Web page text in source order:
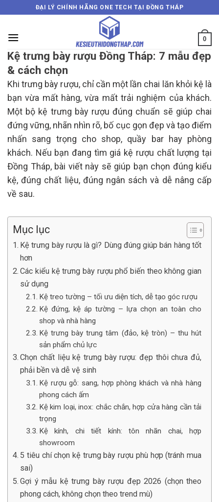
to
ĐẠI LÝ CHÍNH HÃNG ONE TECH TẠI ĐỒNG THÁP
0
Kệ trưng bày rượu Đồng Tháp: 7 mẫu đẹp
& cách chọn
Khi trưng bày rượu, chỉ cần một lần chai lăn khỏi kệ là
bạn vừa mất hàng, vừa mất trải nghiệm của khách.
Một bộ kệ trưng bày rượu đúng chuẩn sẽ giúp chai
đứng vững, nhãn nhìn rõ, bố cục gọn đẹp và tạo điểm
nhấn sang trọng cho shop, quầy bar hay phòng
khách. Nếu bạn đang tìm giá kệ rượu chất lượng tại
Đồng Tháp, bài viết này sẽ giúp bạn chọn đúng kiểu
kệ, đúng chất liệu, đúng ngân sách và dễ nâng cấp
về sau.
Mục lục
Kệ trưng bày rượu là gì? Dùng đúng giúp bán hàng tốt
hơn
Các kiểu kệ trưng bày rượu phổ biến theo không gian
sử dụng
Kệ treo tường – tối ưu diện tích, dễ tạo góc rượu
Kệ đứng, kệ áp tường – lựa chọn an toàn cho
shop và nhà hàng
Kệ trưng bày trung tâm (đảo, kệ tròn) – thu hút
sản phẩm chủ lực
Chọn chất liệu kệ trưng bày rượu: đẹp thôi chưa đủ,
phải bền và dễ vệ sinh
Kệ rượu gỗ: sang, hợp phòng khách và nhà hàng
phong cách ấm
Kệ kim loại, inox: chắc chắn, hợp cửa hàng cần tải
trọng
Kệ kính, chi tiết kính: tôn nhãn chai, hợp
showroom
5 tiêu chí chọn kệ trưng bày rượu phù hợp (tránh mua
sai)
Gợi ý mẫu kệ trưng bày rượu đẹp 2026 (chọn theo
phong cách, không chọn theo trend mù)